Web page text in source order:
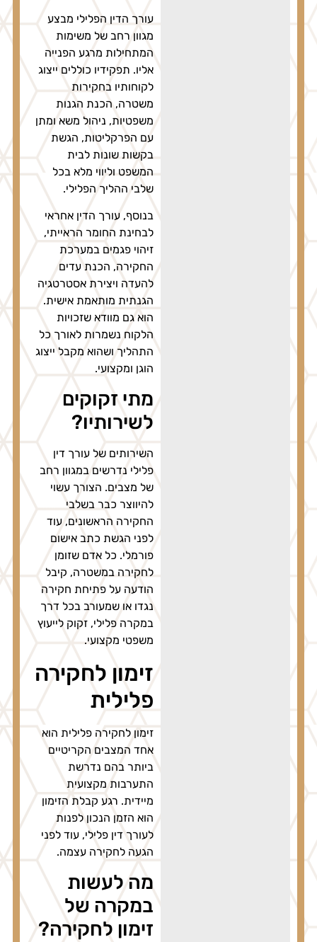
עורך הדין הפלילי מבצע
מגוון רחב של משימות
המתחילות מרגע הפנייה
אליו. תפקידיו כוללים ייצוג
לקוחותיו בחקירות
משטרה, הכנת הגנות
משפטיות, ניהול משא ומתן
עם הפרקליטות, הגשת
בקשות שונות לבית
המשפט וליווי מלא בכל
שלבי ההליך הפלילי.
בנוסף, עורך הדין אחראי
לבחינת החומר הראייתי,
זיהוי פגמים במערכת
החקירה, הכנת עדים
להעדה ויצירת אסטרטגיה
הגנתית מותאמת אישית.
הוא גם מוודא שזכויות
הלקוח נשמרות לאורך כל
התהליך ושהוא מקבל ייצוג
הוגן ומקצועי.
מתי זקוקים
לשירותיו?
השירותים של עורך דין
פלילי נדרשים במגוון רחב
של מצבים. הצורך עשוי
להיווצר כבר בשלבי
החקירה הראשונים, עוד
לפני הגשת כתב אישום
פורמלי. כל אדם שזומן
לחקירה במשטרה, קיבל
הודעה על פתיחת חקירה
נגדו או שמעורב בכל דרך
במקרה פלילי, זקוק לייעוץ
משפטי מקצועי.
זימון לחקירה
פלילית
זימון לחקירה פלילית הוא
אחד המצבים הקריטיים
ביותר בהם נדרשת
התערבות מקצועית
מיידית. רגע קבלת הזימון
הוא הזמן הנכון לפנות
לעורך דין פלילי, עוד לפני
הגעה לחקירה עצמה.
מה לעשות
במקרה של
זימון לחקירה?